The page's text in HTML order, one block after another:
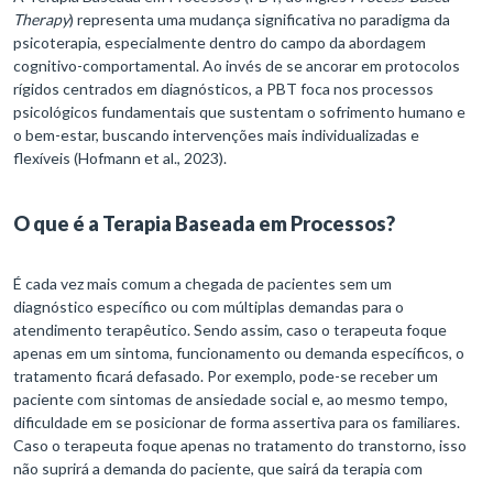
Therapy) representa uma mudança significativa no paradigma da
psicoterapia, especialmente dentro do campo da abordagem
cognitivo-comportamental. Ao invés de se ancorar em protocolos
rígidos centrados em diagnósticos, a PBT foca nos processos
psicológicos fundamentais que sustentam o sofrimento humano e
o bem-estar, buscando intervenções mais individualizadas e
flexíveis (Hofmann et al., 2023).
O que é a Terapia Baseada em Processos?
É cada vez mais comum a chegada de pacientes sem um
diagnóstico específico ou com múltiplas demandas para o
atendimento terapêutico. Sendo assim, caso o terapeuta foque
apenas em um sintoma, funcionamento ou demanda específicos, o
tratamento ficará defasado. Por exemplo, pode-se receber um
paciente com sintomas de ansiedade social e, ao mesmo tempo,
dificuldade em se posicionar de forma assertiva para os familiares.
Caso o terapeuta foque apenas no tratamento do transtorno, isso
não suprirá a demanda do paciente, que sairá da terapia com